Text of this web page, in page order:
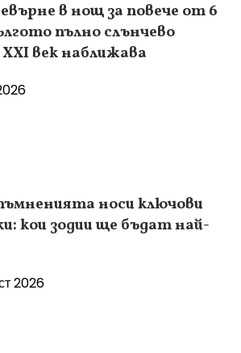
в нощ за повече от 6
пълно слънчево
век наближава
носи ключови
кои зодии ще бъдат най-
2026